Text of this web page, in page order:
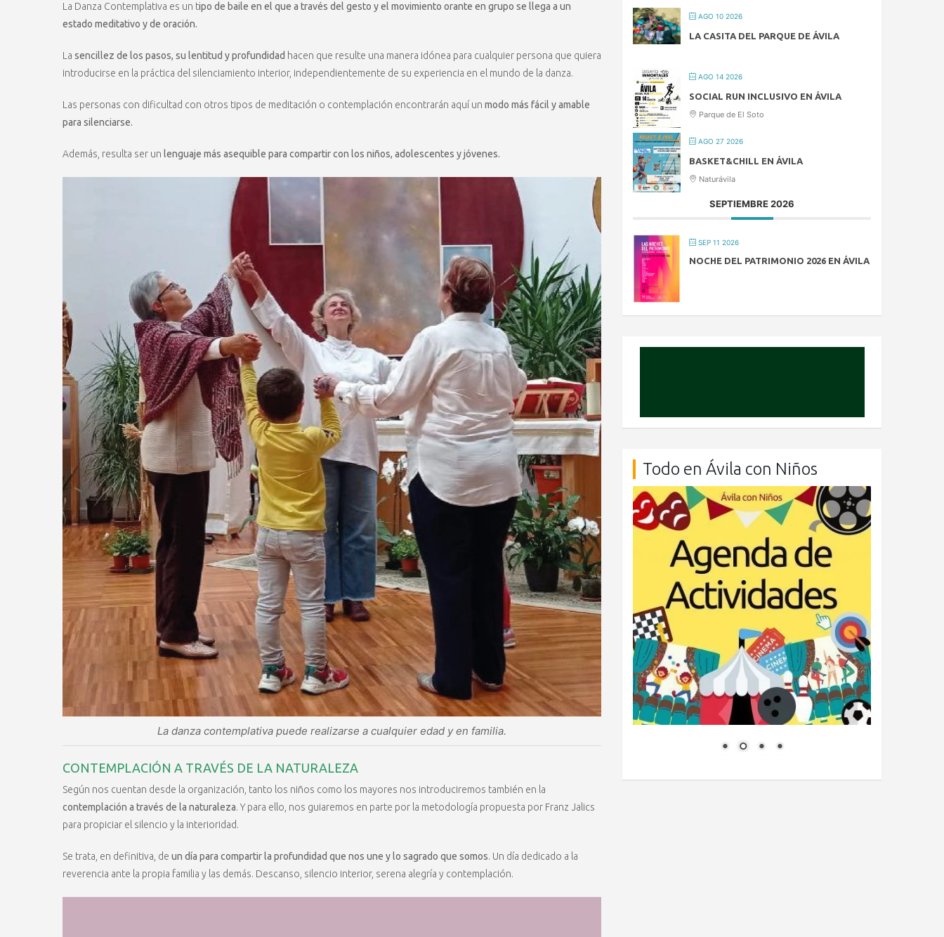
La Danza Contemplativa es un tipo de baile en el que a través del gesto y el movimiento orante en grupo se llega a un
estado meditativo y de oración.
La sencillez de los pasos, su lentitud y profundidad hacen que resulte una manera idónea para cualquier persona que quiera
introducirse en la práctica del silenciamiento interior, independientemente de su experiencia en el mundo de la danza.
Las personas con dificultad con otros tipos de meditación o contemplación encontrarán aquí un modo más fácil y amable
para silenciarse.
Además, resulta ser un lenguaje más asequible para compartir con los niños, adolescentes y jóvenes.
La danza contemplativa puede realizarse a cualquier edad y en familia.
CONTEMPLACIÓN A TRAVÉS DE LA NATURALEZA
Según nos cuentan desde la organización, tanto los niños como los mayores nos introduciremos también en la
contemplación a través de la naturaleza. Y para ello, nos guiaremos en parte por la metodología propuesta por Franz Jalics
para propiciar el silencio y la interioridad.
Se trata, en definitiva, de un día para compartir la profundidad que nos une y lo sagrado que somos. Un día dedicado a la
reverencia ante la propia familia y las demás. Descanso, silencio interior, serena alegría y contemplación.
AGO 10 2026
LA CASITA DEL PARQUE DE ÁVILA
AGO 14 2026
SOCIAL RUN INCLUSIVO EN ÁVILA
Parque de El Soto
AGO 27 2026
BASKET&CHILL EN ÁVILA
Naturávila
SEPTIEMBRE 2026
SEP 11 2026
NOCHE DEL PATRIMONIO 2026 EN ÁVILA
Todo en Ávila con Niños